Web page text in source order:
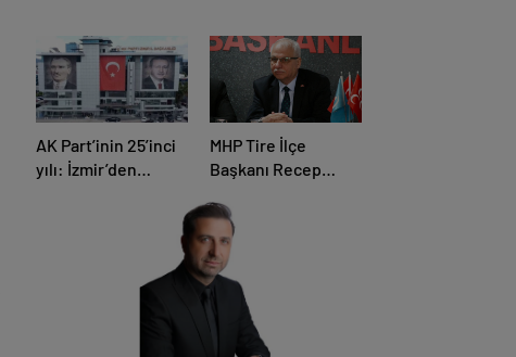
AK Part’inin 25’inci
yılı: İzmir’den
MHP Tire İlçe
Başkanı Recep
Devletimizin Bekası
ve Tire’nin
Menfaatidir”